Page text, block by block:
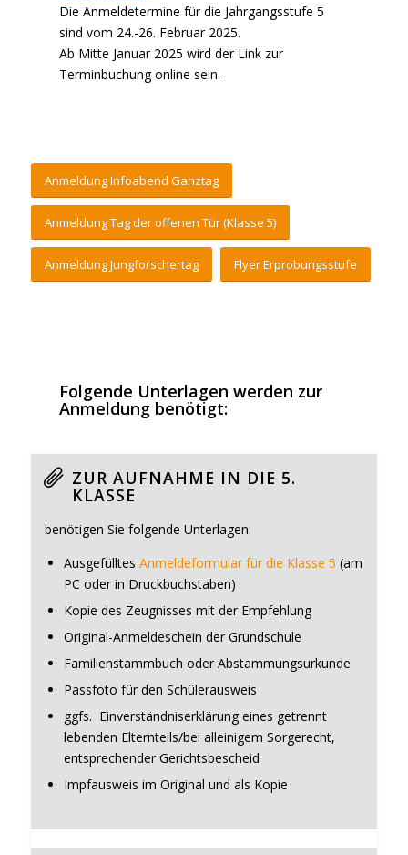
Die Anmeldetermine für die Jahrgangsstufe 5
sind vom 24.-26. Februar 2025.
Ab Mitte Januar 2025 wird der Link zur
Terminbuchung online sein.
Anmeldung Infoabend Ganztag
Anmeldung Tag der offenen Tür (Klasse 5)
Anmeldung Jungforschertag Flyer Erprobungsstufe
Folgende Unterlagen werden zur
Anmeldung benötigt:
ZUR AUFNAHME IN DIE 5.
KLASSE
benötigen Sie folgende Unterlagen:
Ausgefülltes Anmeldeformular für die Klasse 5 (am
PC oder in Druckbuchstaben)
Kopie des Zeugnisses mit der Empfehlung
Original-Anmeldeschein der Grundschule
Familienstammbuch oder Abstammungsurkunde
Passfoto für den Schülerausweis
ggfs. Einverständniserklärung eines getrennt
lebenden Elternteils/bei alleinigem Sorgerecht,
entsprechender Gerichtsbescheid
Impfausweis im Original und als Kopie